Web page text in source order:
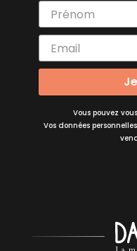
Vous pouvez
Vos données